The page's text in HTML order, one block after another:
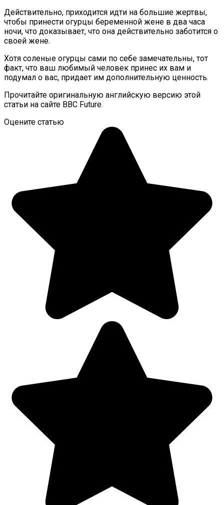
Действительно, приходится идти на большие жертвы,
чтобы принести огурцы беременной жене в два часа
ночи, что доказывает, что она действительно заботится о
своей жене.
Хотя соленые огурцы сами по себе замечательны, тот
факт, что ваш любимый человек принес их вам и
подумал о вас, придает им дополнительную ценность.
Прочитайте оригинальную английскую версию этой
статьи на сайте BBC Future.
Оцените статью